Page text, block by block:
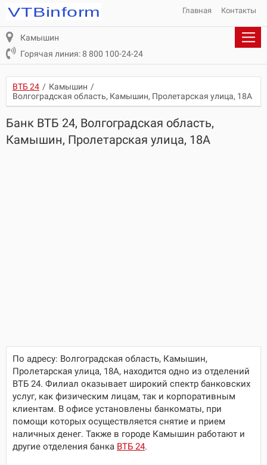
Главная Контакты
Камышин
Горячая линия: 8 800 100-24-24
ВТБ 24 / Камышин /
Волгоградская область, Камышин, Пролетарская улица, 18А
Банк ВТБ 24, Волгоградская область,
Камышин, Пролетарская улица, 18А
По адресу: Волгоградская область, Камышин,
Пролетарская улица, 18А, находится одно из отделений
ВТБ 24. Филиал оказывает широкий спектр банковских
услуг, как физическим лицам, так и корпоративным
клиентам. В офисе установлены банкоматы, при
помощи которых осуществляется снятие и прием
наличных денег. Также в городе Камышин работают и
другие отделения банка ВТБ 24.